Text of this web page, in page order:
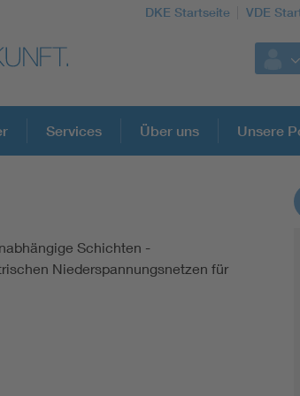
DKE Startseite VDE
im Kontext der
DIN EN 62305 in der Übersicht
Services Über uns Unsere
Schichten -
Niederspannungsnetzen für